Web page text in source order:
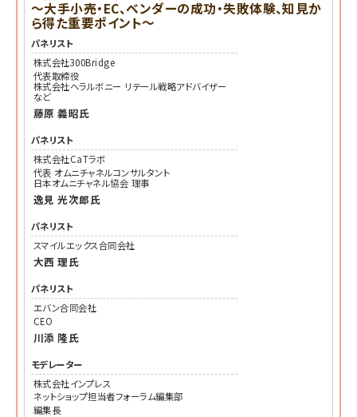
～大手小売・EC、ベンダーの成功・失敗体験、知見か
ら得た重要ポイント～
パネリスト
株式会社300Bridge
代表取締役
株式会社ヘラルボニー リテール戦略アドバイザー
など
藤原 義昭氏
パネリスト
株式会社CaTラボ
代表 オムニチャネルコンサルタント
日本オムニチャネル協会 理事
逸見 光次郎氏
パネリスト
スマイルエックス合同会社
大西 理氏
パネリスト
エバン合同会社
CEO
川添 隆氏
モデレーター
株式会社インプレス
ネットショップ担当者フォーラム編集部
編集長